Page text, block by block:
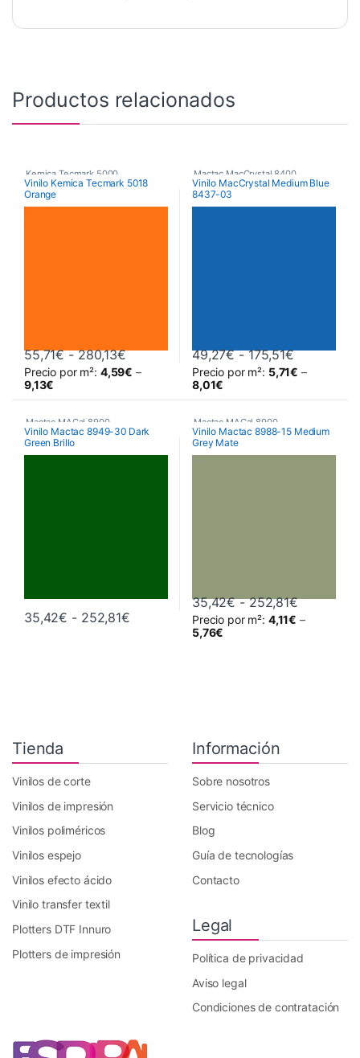
Productos relacionados
Kemica Tecmark 5000
Poliméricos
Vinilo Kemica Tecmark 5018
Orange
55,71€ - 280,13€Rango de precios: desde 55,71€ hasta
Precio por m²: 4,59€ –
9,13€
Este producto tiene múltiples variantes. Las opciones se
Mactac MacCrystal 8400
Vinilos De Corte
Vinilo MacCrystal Medium Blue
8437-03
49,27€ - 175,51€Rango de
Precio por m²: 5,71€ –
8,01€
Este producto tiene múltiples
Mactac MACal 8900
Monoméricos
Vinilo Mactac 8949-30 Dark
Green Brillo
35,42€ - 252,81€Rango de precios: desde 35,42€
Este producto tiene múltiples variantes. Las opciones se
Mactac MACal 8900
Monoméricos
Vinilo Mactac 8988-15 Medium
Grey Mate
35,42€ - 252,81€Rango de
Precio por m²: 4,11€ –
5,76€
Este producto tiene múltiples
Tienda
Vinilos de corte
Vinilos de impresión
Vinilos poliméricos
Vinilos espejo
Vinilos efecto ácido
Vinilo transfer textil
Plotters DTF Innuro
Plotters de impresión
Información
Sobre nosotros
Servicio técnico
Blog
Guía de tecnologías
Contacto
Legal
Política de privacidad
Aviso legal
Condiciones de contratación